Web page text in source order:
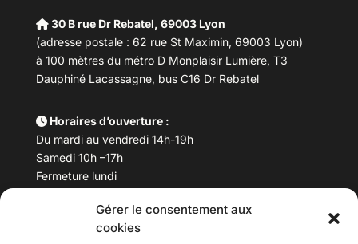
Gérer le consentement aux
cookies
30 B rue Dr Rebatel, 69003 Lyon
(adresse postale : 62 rue St Maximin, 69003 Lyon)
à 100 mètres du métro D Monplaisir Lumière, T3
Dauphiné Lacassagne, bus C16 Dr Rebatel
Horaires d’ouverture :
Du mardi au vendredi 14h-19h
Samedi 10h –17h
Fermeture lundi
Téléphone : 04 78 53 06 40
maisondesculturesasiatiques@asiexpo.com